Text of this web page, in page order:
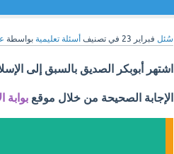
سُئل فبراير 23 في تصنيف أسئلة تعليمية بواسطة
اشتهر أبوبكر الصديق بالسبق إلى
الإجابة الصحيحة من خلال موقع بوابة